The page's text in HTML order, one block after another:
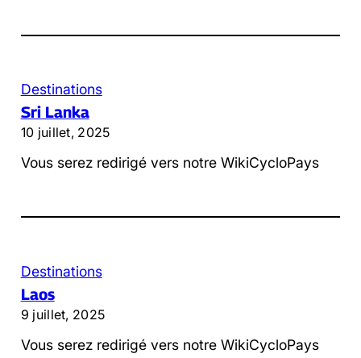
Destinations
Sri Lanka
10 juillet, 2025
Vous serez redirigé vers notre WikiCycloPays
Destinations
Laos
9 juillet, 2025
Vous serez redirigé vers notre WikiCycloPays